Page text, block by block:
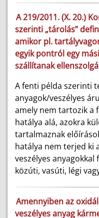
A 219/2011. (X. 20.)
szerinti „tárolás”
amikor pl.
egyik pontról egy
szállítanak
A fenti példa szerinti
anyagok/veszélyes
amely nem tartozik a
hatálya alá, azokra
tartalmaznak
hatálya nem terjed ki
veszélyes
közúti, vasúti, légi
Amennyiben az
veszélyes anyag